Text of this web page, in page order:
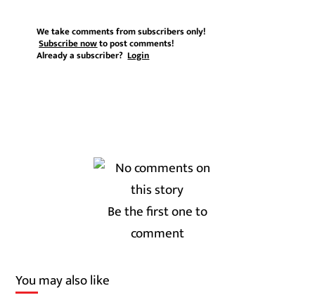
We take comments from subscribers only!
Subscribe nowto post comments!
Already a subscriber?Login
Be the first one to
comment
You may also like